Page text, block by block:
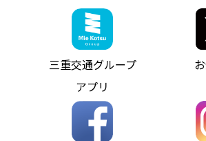
ミジュマルのラッピングバス（鈴
参宮バス
神都バス
パールシャトル
バス情報の見える化
コミュニティバス
アイコンの説明
インターネット予約
よくあるご質問
お問い合わせ
ザ・バスコレクション三重交通バ
三重交通公式グッズ
ファンコーナー
お問い合わせ
お知らせ・最新情報一覧
ニュースリリース
お問い合わせ
個人情報保護方針
三重交通グループ
アプリ